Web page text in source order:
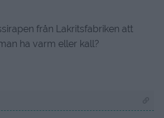
från Lakritsfabriken att
ha varm eller kall?